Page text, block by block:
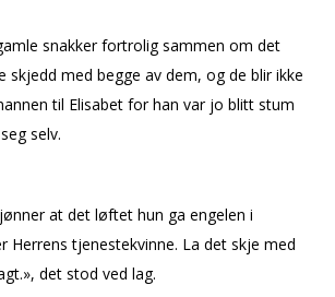
snakker fortrolig sammen om det
skjedd med begge av dem, og de blir ikke
til Elisabet for han var jo blitt stum
selv.
at det løftet hun ga engelen i
Herrens tjenestekvinne. La det skje med
det stod ved lag.